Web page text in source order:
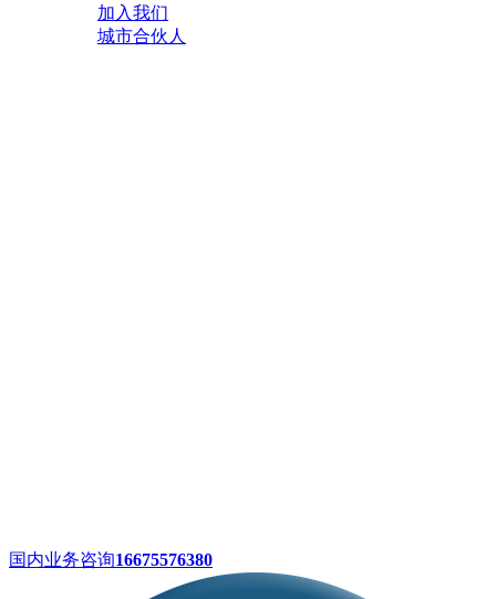
加入我们
城市合伙人
国内业务咨询16675576380